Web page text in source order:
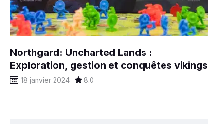
Northgard: Uncharted Lands :
Exploration, gestion et conquêtes vikings
18 janvier 2024 8.0